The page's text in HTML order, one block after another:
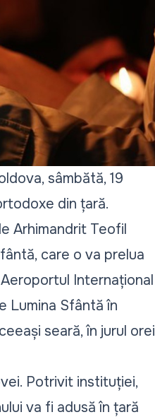
sâmbătă, 19
din țară.
Arhimandrit Teofil
care o va prelua
Internațional
Lumina Sfântă în
seară, în jurul orei
Potrivit instituției,
va fi adusă în țară